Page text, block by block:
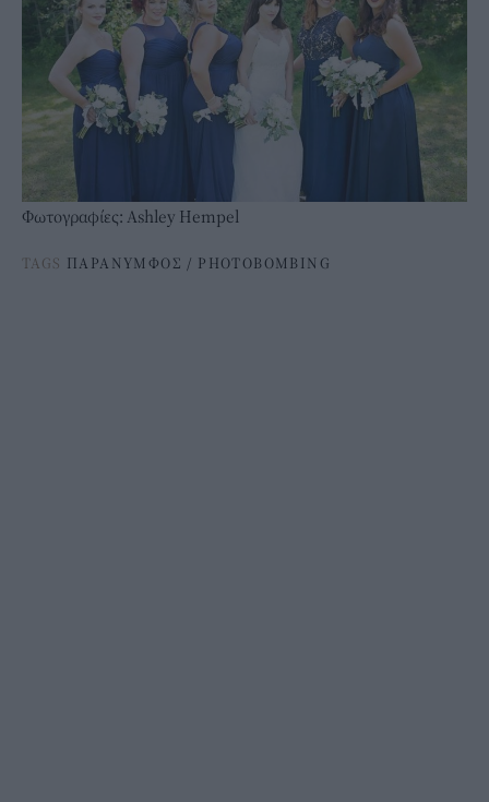
Φωτογραφίες: Ashley Hempel
TAGS ΠΑΡΑΝΥΜΦΟΣ / PHOTOBOMBING